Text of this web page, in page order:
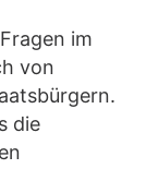
im
von
die